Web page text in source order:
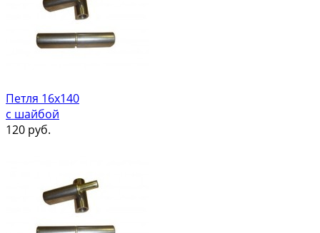
Петля 16х140
с шайбой
120 руб.